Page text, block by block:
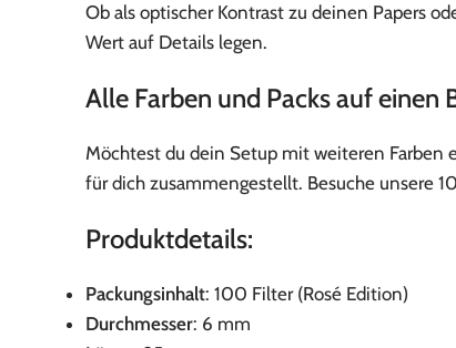
Ob als optischer Kontrast zu deinen Papers
Wert auf Details legen.
Alle Farben und Packs auf einen
Möchtest du dein Setup mit weiteren Farben
für dich zusammengestellt. Besuche unsere
Produktdetails:
Packungsinhalt: 100 Filter (Rosé Edition)
Durchmesser: 6 mm